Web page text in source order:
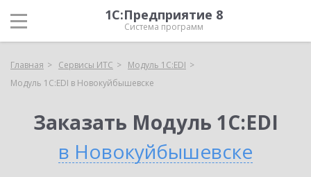
1С:Предприятие 8
Система программ
Главная Сервисы ИТС
Модуль 1C:EDI
Модуль 1C:EDI в Новокуйбышевске
Заказать Модуль 1C:EDI
в Новокуйбышевске